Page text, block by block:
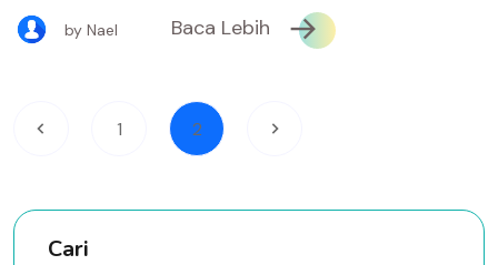
by Nael Baca Lebih
1 2
Cari